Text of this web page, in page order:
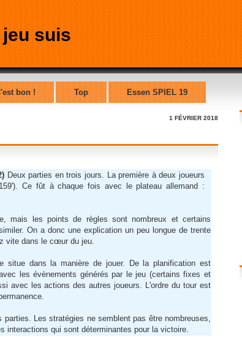
bon ! Top Essen SPIEL 19
1 FÉVRIER 2018
Deux parties en trois jours. La première à deux joueurs
Ce fût à chaque fois avec le plateau allemand :
mais les points de règles sont nombreux et certains
On a donc une explication un peu longue de trente
vite dans le cœur du jeu.
situe dans la manière de jouer. De la planification est
les évènements générés par le jeu (certains fixes et
avec les actions des autres joueurs. L'ordre du tour est
Les stratégies ne semblent pas être nombreuses,
interactions qui sont déterminantes pour la victoire.